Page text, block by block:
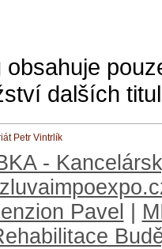
obsahuje
dalších
Petr Vintrlík
-
Pavel